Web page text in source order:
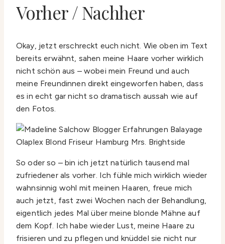
Vorher / Nachher
Okay, jetzt erschreckt euch nicht. Wie oben im Text
bereits erwähnt, sahen meine Haare vorher wirklich
nicht schön aus – wobei mein Freund und auch
meine Freundinnen direkt eingeworfen haben, dass
es in echt gar nicht so dramatisch aussah wie auf
den Fotos.
So oder so – bin ich jetzt natürlich tausend mal
zufriedener als vorher. Ich fühle mich wirklich wieder
wahnsinnig wohl mit meinen Haaren, freue mich
auch jetzt, fast zwei Wochen nach der Behandlung,
eigentlich jedes Mal über meine blonde Mähne auf
dem Kopf. Ich habe wieder Lust, meine Haare zu
frisieren und zu pflegen und knüddel sie nicht nur